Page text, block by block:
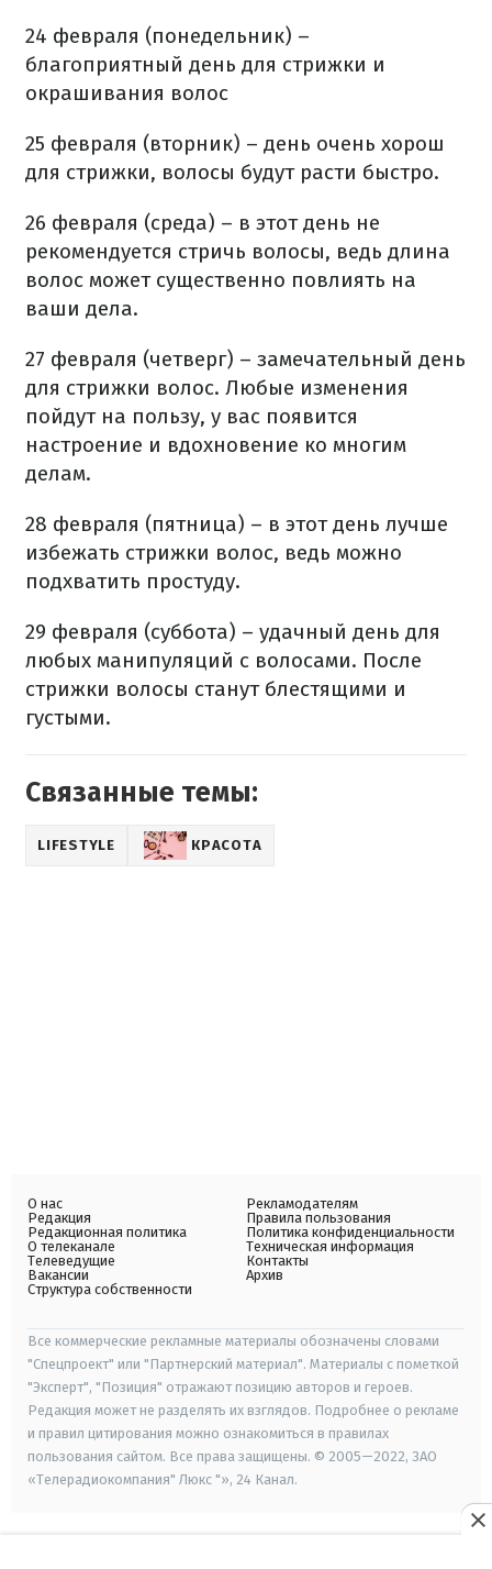
24 февраля (понедельник) –
благоприятный день для стрижки и
окрашивания волос
25 февраля (вторник) – день очень хорош
для стрижки, волосы будут расти быстро.
26 февраля (среда) – в этот день не
рекомендуется стричь волосы, ведь длина
волос может существенно повлиять на
ваши дела.
27 февраля (четверг) – замечательный день
для стрижки волос. Любые изменения
пойдут на пользу, у вас появится
настроение и вдохновение ко многим
делам.
28 февраля (пятница) – в этот день лучше
избежать стрижки волос, ведь можно
подхватить простуду.
29 февраля (суббота) – удачный день для
любых манипуляций с волосами. После
стрижки волосы станут блестящими и
густыми.
Связанные темы:
LIFESTYLE КРАСОТА
О нас
Редакция
Редакционная политика
О телеканале
Телеведущие
Вакансии
Структура собственности
Рекламодателям
Правила пользования
Политика конфиденциальности
Техническая информация
Контакты
Архив
Все коммерческие рекламные материалы обозначены словами
"Спецпроект" или "Партнерский материал". Материалы с пометкой
"Эксперт", "Позиция" отражают позицию авторов и героев.
Редакция может не разделять их взглядов. Подробнее о рекламе
и правил цитирования можно ознакомиться в правилах
пользования сайтом. Все права защищены. © 2005—2022, ЗАО
«Телерадиокомпания" Люкс "», 24 Канал.